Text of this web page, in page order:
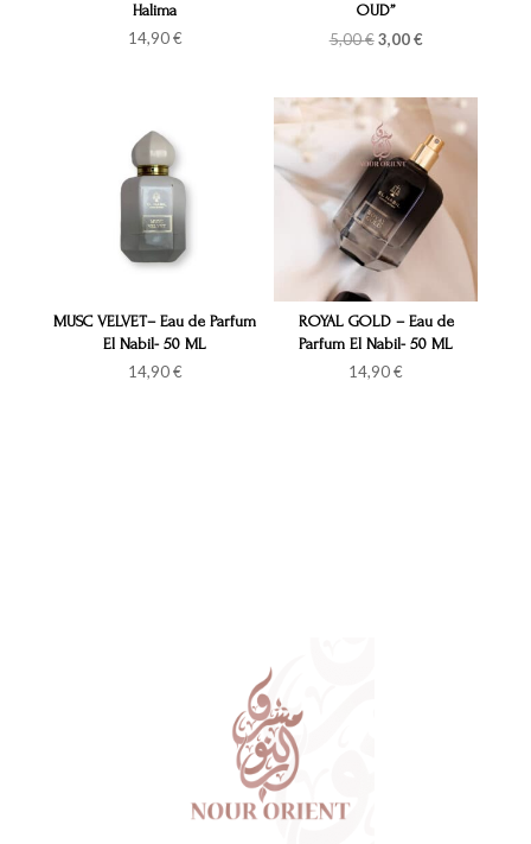
Halima
14,90€
OUD”
5,00€ Le
5,00 €.
3,00€Le
3,00 €.
MUSC VELVET– Eau de Parfum
El Nabil- 50 ML
14,90€
ROYAL GOLD – Eau de
Parfum El Nabil- 50 ML
14,90€